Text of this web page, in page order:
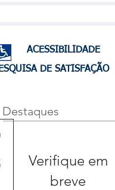
ACESSIBILIDADE
DE SATISFAÇÃO
Destaques
Verifique em
breve